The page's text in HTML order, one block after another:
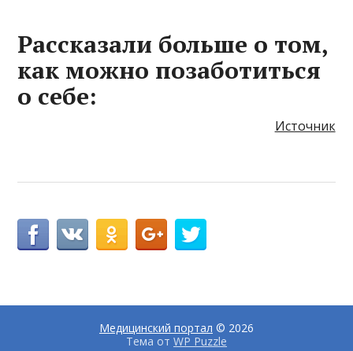
Рассказали больше о том,
как можно позаботиться
о себе:
Источник
Медицинский портал © 2026
Тема от WP Puzzle